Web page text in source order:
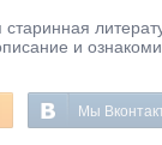
и
Мы